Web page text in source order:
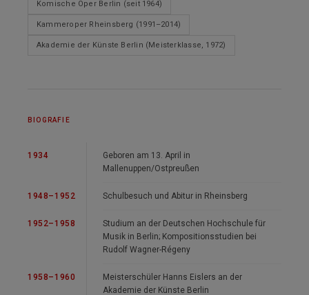
Komische Oper Berlin (seit 1964)
Kammeroper Rheinsberg (1991–2014)
Akademie der Künste Berlin (Meisterklasse, 1972)
BIOGRAFIE
1934
Geboren am 13. April in
Mallenuppen/Ostpreußen
1948–1952 Schulbesuch und Abitur in Rheinsberg
1952–1958
Studium an der Deutschen Hochschule für
Musik in Berlin; Kompositionsstudien bei
Rudolf Wagner-Régeny
1958–1960
Meisterschüler Hanns Eislers an der
Akademie der Künste Berlin